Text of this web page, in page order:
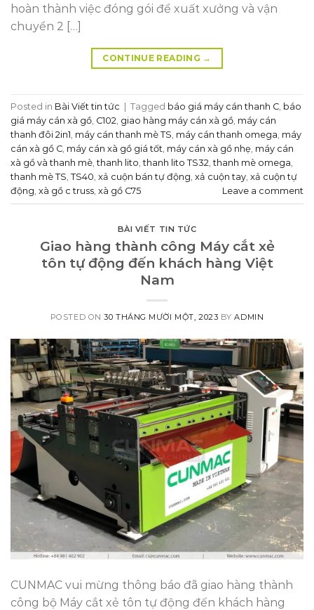
hoàn thành việc đóng gói để xuất xưởng và vận
chuyển 2 […]
CONTINUE READING →
Posted in Bài Viết tin tức | Tagged báo giá máy cán thanh C báo
giá máy cán xà gồ C102 giao hàng máy cán xà gồ máy cán
thanh đôi 2in1 máy cán thanh mè TS máy cán thanh omega máy
cán xà gồ C máy cán xà gồ giá tốt máy cán xà gồ nhẹ máy cán
xà gồ và thanh mè ,thanh lito ,thanh lito TS32 ,thanh mè omega
thanh mè TS TS40 xả cuộn bán tự động xả cuộn tay xả cuộn tự
động xà gồ c truss xà gồ C75 Leave a comment
BÀI VIẾT TIN TỨC
Giao hàng thành công Máy cắt xẻ
tôn tự động đến khách hàng Việt
Nam
POSTED ON30 THÁNG MƯỜI MỘT, 2023 BYADMIN
CUNMAC vui mừng thông báo đã giao hàng thành
công bộ Máy cắt xẻ tôn tự động đến khách hàng